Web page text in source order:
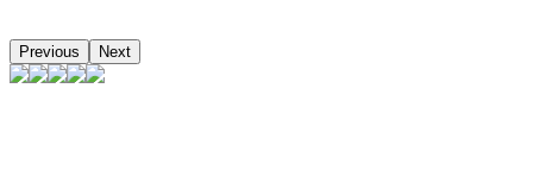
Previous Next